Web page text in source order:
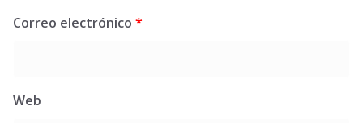
Correo electrónico *
Web